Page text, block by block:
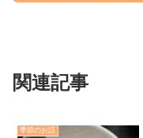
関連記事
季節のお話